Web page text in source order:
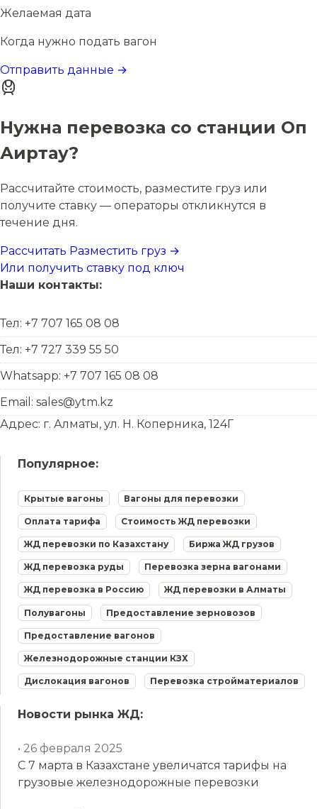
Желаемая дата
Когда нужно подать вагон
Отправить данные →
Нужна перевозка со станции Оп
Аиртау?
Рассчитайте стоимость, разместите груз или
получите ставку — операторы откликнутся в
течение дня.
Рассчитать Разместить груз →
Или получить ставку под ключ
Наши контакты:
Тел: +7 707 165 08 08
Тел: +7 727 339 55 50
Whatsapp: +7 707 165 08 08
Email: sales@ytm.kz
Адрес: г. Алматы, ул. Н. Коперника, 124Г
Популярное:
Крытые вагоны Вагоны для перевозки
Оплата тарифа Стоимость ЖД перевозки
ЖД перевозки по Казахстану Биржа ЖД грузов
ЖД перевозка руды Перевозка зерна вагонами
ЖД перевозка в Россию ЖД перевозки в Алматы
Полувагоны Предоставление зерновозов
Предоставление вагонов
Железнодорожные станции КЗХ
Дислокация вагонов Перевозка стройматериалов
Новости рынка ЖД:
• 26 февраля 2025
С 7 марта в Казахстане увеличатся тарифы на
грузовые железнодорожные перевозки